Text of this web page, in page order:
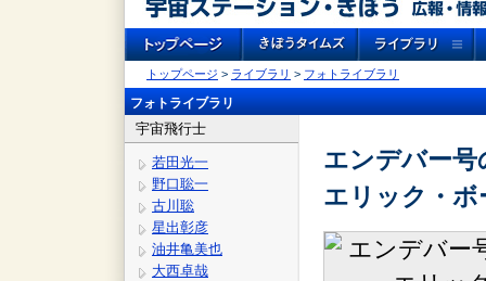
トップページ > ライブラリ > フォトライブラリ
フォトライブラリ
宇宙飛行士
若田光一
野口聡一
古川聡
星出彰彦
油井亀美也
大西卓哉
エンデバー
エリック・ボ